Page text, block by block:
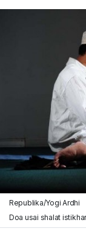
Republika/Yogi Ardhi
Doa usai shalat